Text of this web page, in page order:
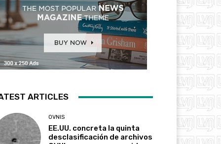
ARTICLES
OVNIS
EE.UU. concreta la quinta
desclasificación de archivos